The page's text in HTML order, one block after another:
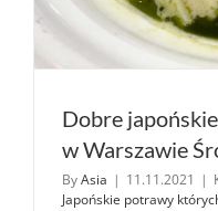
Dobre
w Warszawie
ByAsia | 11.11.2021 |
Japońskie potrawy